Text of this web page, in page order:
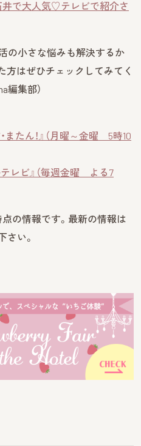
井で大人気♡テレビで紹介さ
の小さな悩みも解決するか
方はぜひチェックしてみてく
編集部）
またん！』（月曜～金曜 5時10
レビ』（毎週金曜 よる7
の情報です。最新の情報は
さい。